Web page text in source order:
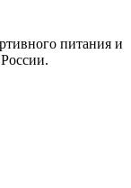
питания и